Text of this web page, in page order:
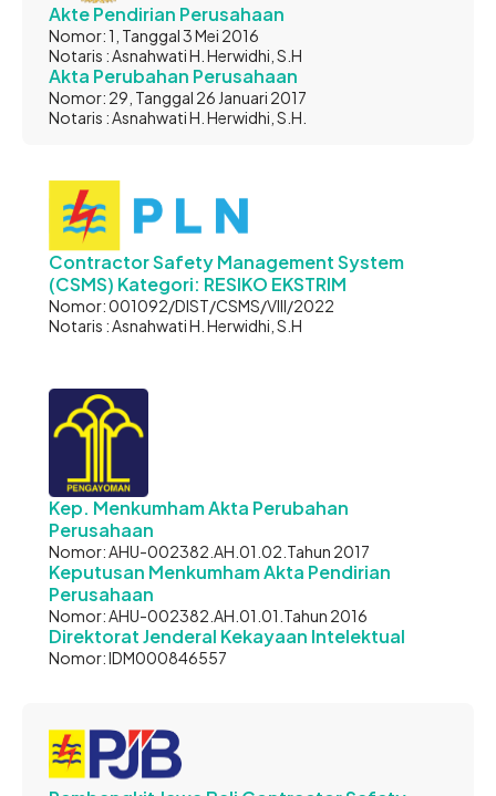
Akte Pendirian Perusahaan
Nomor: 1, Tanggal 3 Mei 2016
Notaris : Asnahwati H. Herwidhi, S.H
Akta Perubahan Perusahaan
Nomor: 29, Tanggal 26 Januari 2017
Notaris : Asnahwati H. Herwidhi, S.H.
Contractor Safety Management System
(CSMS) Kategori: RESIKO EKSTRIM
Nomor: 001092/DIST/CSMS/VIII/2022
Notaris : Asnahwati H. Herwidhi, S.H
Kep. Menkumham Akta Perubahan
Perusahaan
Nomor: AHU-002382.AH.01.02.Tahun 2017
Keputusan Menkumham Akta Pendirian
Perusahaan
Nomor: AHU-002382.AH.01.01.Tahun 2016
Direktorat Jenderal Kekayaan Intelektual
Nomor: IDM000846557